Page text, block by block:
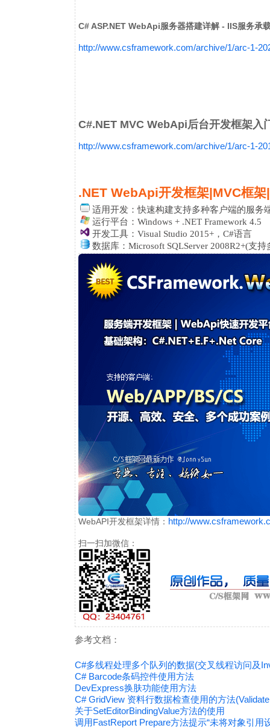
C# ASP.NET WebApi服务器搭建详解 - IIS服务承
http://www.csframework.com/archive/1/arc-1-
C#.NET MVC WebApi后台开发框架入
http://www.csframework.com/archive/1/arc-1-
.NET WebApi开发框架|MVC框
适用开发：快速构建支持多种客户端的服务
运行平台：Windows + .NET Framework 4.5
开发工具：Visual Studio 2015+，C#语言
数据库：Microsoft SQLServer 2008R2+(支
WebAPI开发框架详情： http://
扫一扫加微信：
参考文档：
C#多线程处理多个队列的数据(交叉线程访问及
C# Barcode条码控件使用方法
DevExpress换肤功能使用方法
C# GridView 资料行数据检查使用的方法
关于SetEditorBindingValue方法的使用
调用FastReport Prepare方法提示“未将对象引用